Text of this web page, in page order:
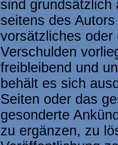
sind grundsätzlich
seitens des
vorsätzliches
Verschulden
freibleibend und
behält es sich
Seiten oder das
gesonderte
zu ergänzen, zu